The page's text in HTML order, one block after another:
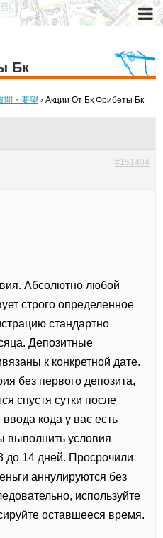
Бк
問・要望 › Акции От Бк Фрибеты Бк
#151404
Абсолютно любой
строго определенное
стандартно
Депозитные
к конкретной дате.
без первого депозита,
спустя сутки после
кода у вас есть
выполнить условия
до 14 дней. Просрочили
аннулируются без
используйте
оставшееся время.